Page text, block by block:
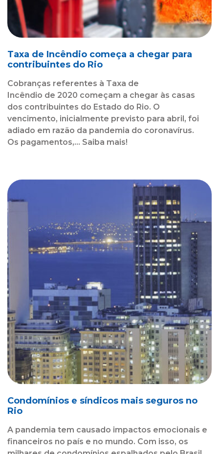
Taxa de Incêndio começa a chegar para
contribuintes do Rio
Cobranças referentes à Taxa de
Incêndio de 2020 começam a chegar às casas
dos contribuintes do Estado do Rio. O
vencimento, inicialmente previsto para abril, foi
adiado em razão da pandemia do coronavírus.
Os pagamentos,... Saiba mais!
Condomínios e síndicos mais seguros no
Rio
A pandemia tem causado impactos emocionais e
financeiros no país e no mundo. Com isso, os